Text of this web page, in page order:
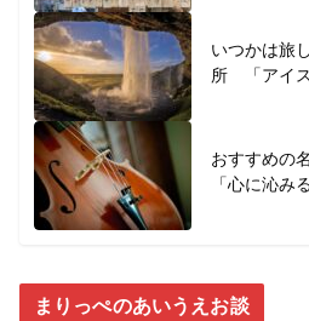
いつかは旅
所 「アイス
おすすめの
「心に沁み
まりっぺのあいうえお談